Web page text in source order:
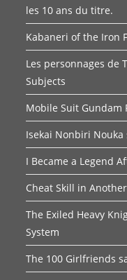
les 10 ans du titre.
Kabaneri of the Iron
Les personnages de
Subjects
Mobile Suit Gundam
Isekai Nonbiri Nouka
I Became a Legend
Cheat Skill in
The Exiled Heavy
System
The 100 Girlfriends